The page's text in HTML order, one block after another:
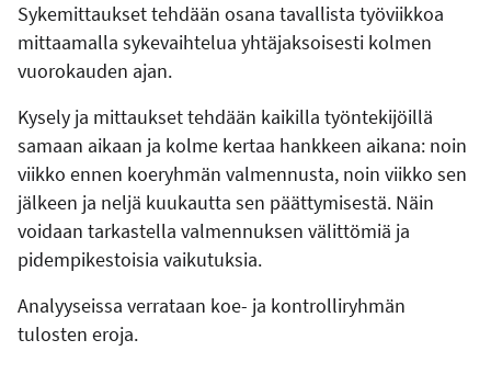
Sykemittaukset tehdään osana tavallista työviikkoa
mittaamalla sykevaihtelua yhtäjaksoisesti kolmen
vuorokauden ajan.
Kysely ja mittaukset tehdään kaikilla työntekijöillä
samaan aikaan ja kolme kertaa hankkeen aikana: noin
viikko ennen koeryhmän valmennusta, noin viikko sen
jälkeen ja neljä kuukautta sen päättymisestä. Näin
voidaan tarkastella valmennuksen välittömiä ja
pidempikestoisia vaikutuksia.
Analyyseissa verrataan koe- ja kontrolliryhmän
tulosten eroja.